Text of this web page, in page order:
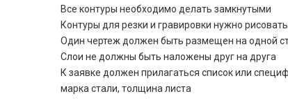
Все контуры необходимо делать замкнутыми
Контуры для резки и гравировки нужно
Один чертеж должен быть размещен на одной
Cлои не должны быть наложены друг на друга
К заявке должен прилагаться список или
марка стали, толщина листа